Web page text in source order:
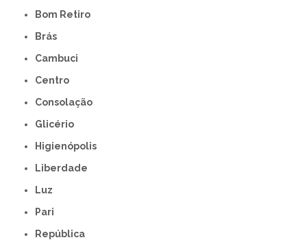
Bom Retiro
Brás
Cambuci
Centro
Consolação
Glicério
Higienópolis
Liberdade
Luz
Pari
República